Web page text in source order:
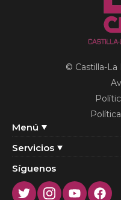
Menú
Servicios
© Castilla-La
Síguenos
TwitterInstagram
Youtube